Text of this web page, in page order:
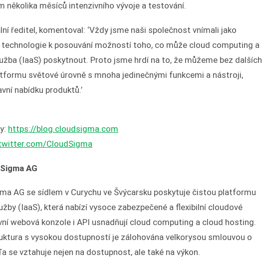
několika měsíců intenzivního vývoje a testování.
ředitel, komentoval: ‘Vždy jsme naši společnost vnímali jako
technologie k posouvání možností toho, co může cloud computing a
(IaaS) poskytnout. Proto jsme hrdí na to, že můžeme bez dalších
světové úrovně s mnoha jedinečnými funkcemi a nástroji,
nabídku produktů.’
https://blog.cloudsigma.com
CloudSigma
AG
AG se sídlem v Curychu ve Švýcarsku poskytuje čistou platformu
(IaaS), která nabízí vysoce zabezpečené a flexibilní cloudové
webová konzole i API usnadňují cloud computing a cloud hosting.
s vysokou dostupností je zálohována velkorysou smlouvou o
se vztahuje nejen na dostupnost, ale také na výkon.